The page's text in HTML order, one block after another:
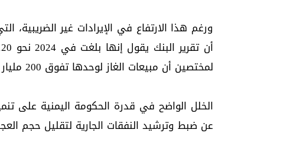
ورغم هذا الارتفاع في الإيرادات غير الضريبية،
لمختصين أن مبيعات الغاز لوحدها تفوق 200 مليار ريال سنوياً.
الخلل الواضح في قدرة الحكومة اليمنية على
عن ضبط وترشيد النفقات الجارية لتقليل حجم